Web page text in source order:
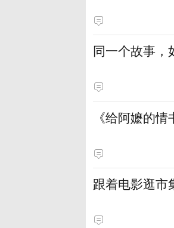
同一个故事，
《给阿嬷的
跟着电影逛市